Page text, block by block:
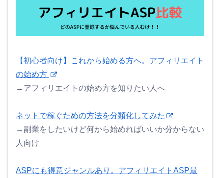
【初心者向け】これから始める方へ。アフィリエイト
の始め方
→アフィリエイトの始め方を知りたい人へ
ネットで稼ぐための方法を分類化してみた
→副業をしたいけど何から始めればいいか分からない
人向け
ASPにも得意ジャンルあり。アフィリエイトASP最